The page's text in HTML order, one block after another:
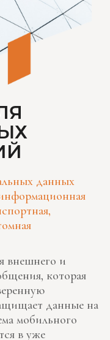
данных
внешнего и
которая
данные на
мобильного
в уже